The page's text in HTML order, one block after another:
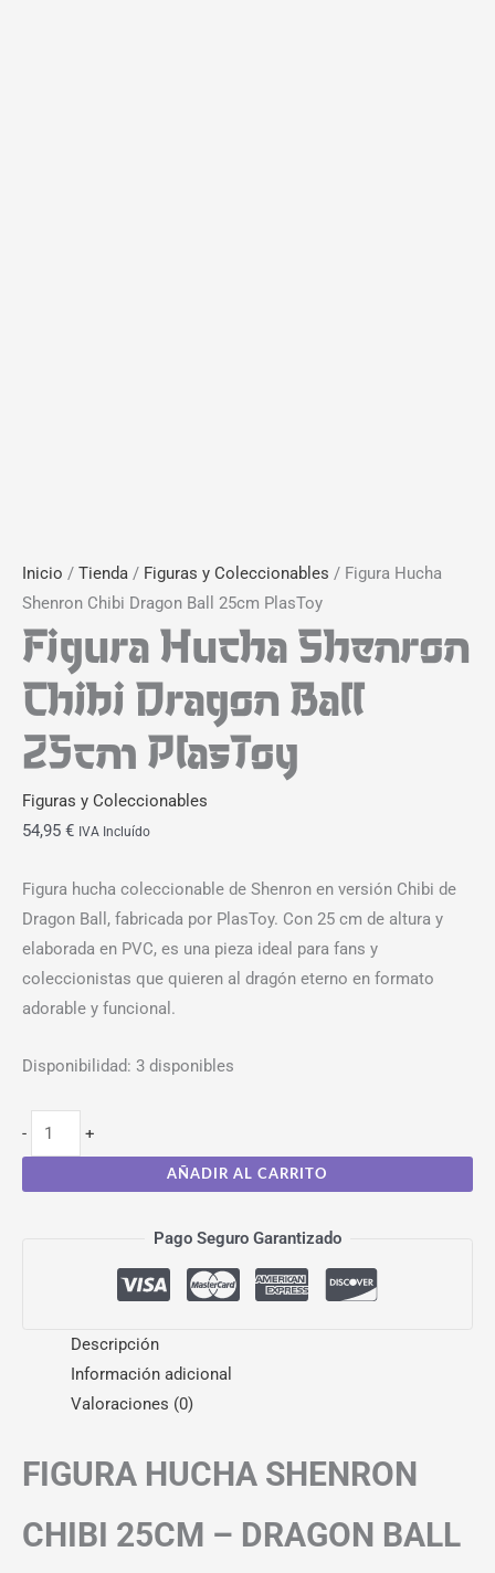
Inicio / Tienda / Figuras y Coleccionables / Figura Hucha
Shenron Chibi Dragon Ball 25cm PlasToy
Figura Hucha Shenron
Chibi Dragon Ball
25cm PlasToy
Figuras y Coleccionables
54,95 € IVA Incluído
Figura hucha coleccionable de Shenron en versión Chibi de
Dragon Ball, fabricada por PlasToy. Con 25 cm de altura y
elaborada en PVC, es una pieza ideal para fans y
coleccionistas que quieren al dragón eterno en formato
adorable y funcional.
Disponibilidad: 3 disponibles
- +
AÑADIR AL CARRITO
Pago Seguro Garantizado
Descripción
Información adicional
Valoraciones (0)
FIGURA HUCHA SHENRON
CHIBI 25CM – DRAGON BALL